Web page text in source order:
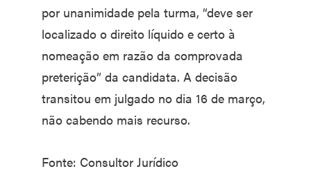
por unanimidade pela turma, “deve ser
localizado o direito líquido e certo à
nomeação em razão da comprovada
preterição” da candidata. A decisão
transitou em julgado no dia 16 de março,
não cabendo mais recurso.
Fonte: Consultor Jurídico